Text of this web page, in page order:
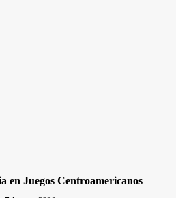
en Juegos Centroamericanos